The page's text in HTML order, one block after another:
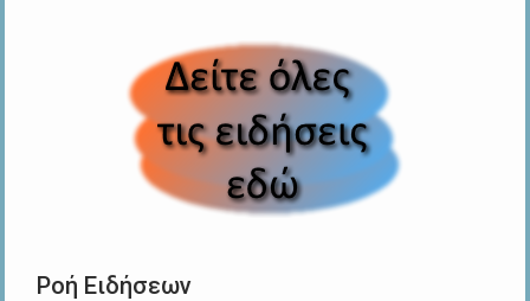
Ροή Ειδήσεων